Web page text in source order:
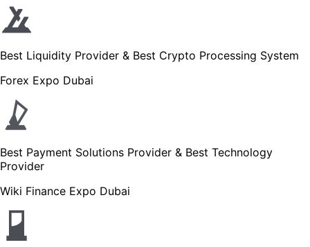
Best Liquidity Provider & Best Crypto Processing System
Forex Expo Dubai
Best Payment Solutions Provider & Best Technology
Provider
Wiki Finance Expo Dubai